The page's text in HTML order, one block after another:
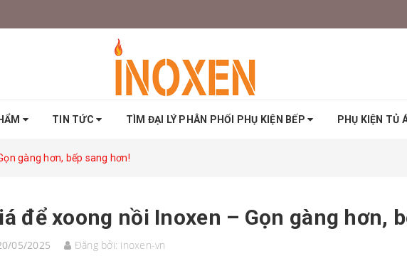
TIN TỨC TÌM ĐẠI LÝ PHÂN PHỐI PHỤ KIỆN BẾP PHỤ KIỆN TỦ
gàng hơn, bếp sang hơn!
để xoong nồi Inoxen – Gọn gàng hơn,
05/2025 Đăng bởi: inoxen-vn